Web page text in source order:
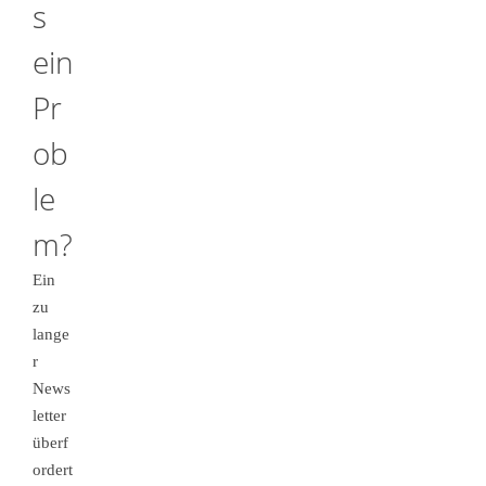
s
ein
Pr
ob
le
m?
Ein
zu
lange
r
News
letter
überf
ordert